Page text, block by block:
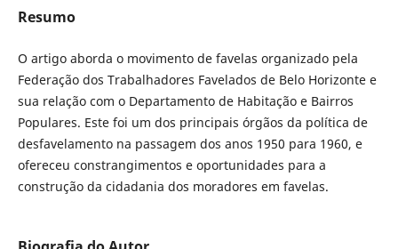
Resumo
O artigo aborda o movimento de favelas organizado pela
Federação dos Trabalhadores Favelados de Belo Horizonte e
sua relação com o Departamento de Habitação e Bairros
Populares. Este foi um dos principais órgãos da política de
desfavelamento na passagem dos anos 1950 para 1960, e
ofereceu constrangimentos e oportunidades para a
construção da cidadania dos moradores em favelas.